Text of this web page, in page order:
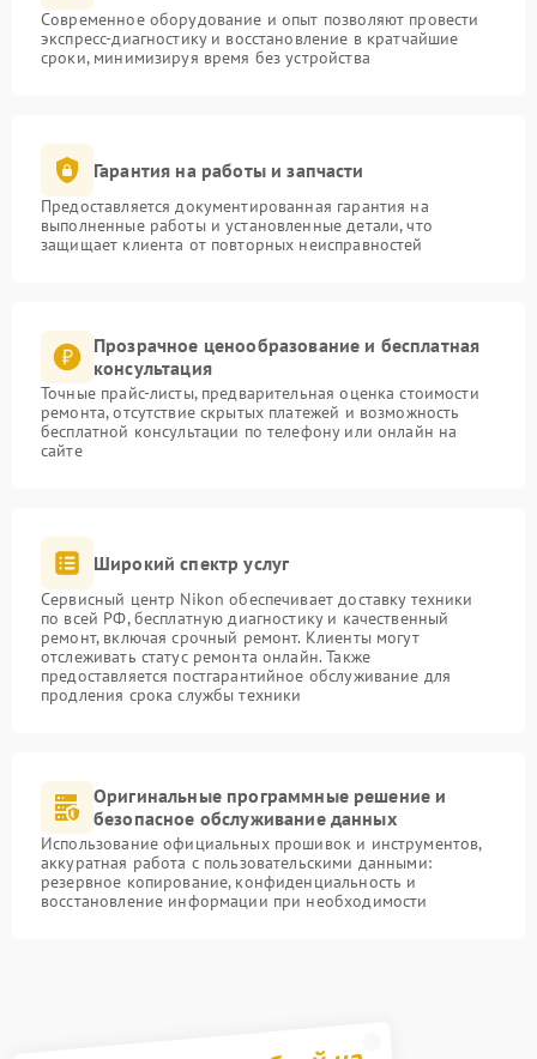
Современное оборудование и опыт позволяют провести
экспресс-диагностику и восстановление в кратчайшие
сроки, минимизируя время без устройства
Гарантия на работы и запчасти
Предоставляется документированная гарантия на
выполненные работы и установленные детали, что
защищает клиента от повторных неисправностей
Прозрачное ценообразование и бесплатная
консультация
Точные прайс-листы, предварительная оценка стоимости
ремонта, отсутствие скрытых платежей и возможность
бесплатной консультации по телефону или онлайн на
сайте
Широкий спектр услуг
Сервисный центр Nikon обеспечивает доставку техники
по всей РФ, бесплатную диагностику и качественный
ремонт, включая срочный ремонт. Клиенты могут
отслеживать статус ремонта онлайн. Также
предоставляется постгарантийное обслуживание для
продления срока службы техники
Оригинальные программные решение и
безопасное обслуживание данных
Использование официальных прошивок и инструментов,
аккуратная работа с пользовательскими данными:
резервное копирование, конфиденциальность и
восстановление информации при необходимости